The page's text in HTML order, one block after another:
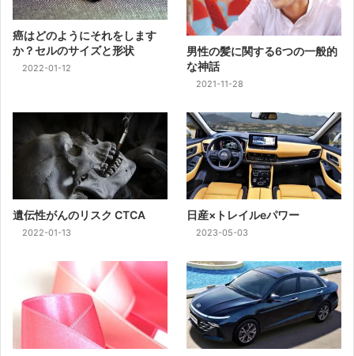
癌はどのようにそれをします
か？セルのサイズと形状
2022-01-12
男性の髪に関する6つの一般的
な神話
2021-11-28
遺伝性がんのリスク CTCA
2022-01-13
日産×トレイルeパワー
2023-05-03